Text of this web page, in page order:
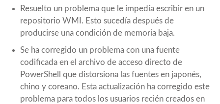
Resuelto un problema que le impedía escribir en un
repositorio WMI. Esto sucedía después de
producirse una condición de memoria baja.
Se ha corregido un problema con una fuente
codificada en el archivo de acceso directo de
PowerShell que distorsiona las fuentes en japonés,
chino y coreano. Esta actualización ha corregido este
problema para todos los usuarios recién creados en